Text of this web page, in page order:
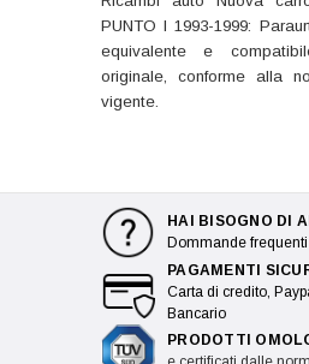
PUNTO I 1993-1999:
equivalente e
originale, conforme alla
vigente.
HAI BISOGNO DI
Dommande frequenti
PAGAMENTI
Carta di credito,
Bancario
PRODOTTI